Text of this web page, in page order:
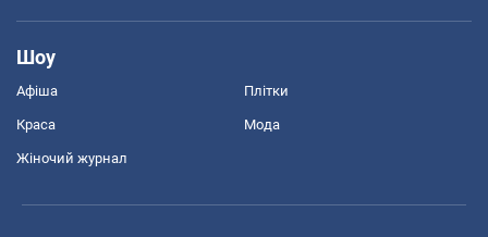
Шоу
Афіша Плітки
Краса Мода
Жіночий журнал